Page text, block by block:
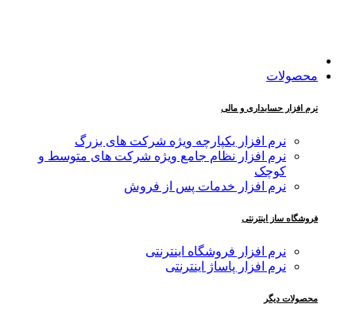
محصولات
نرم افزار حسابداری و مالی
نرم افزار یکپارچه ویژه شرکت های بزرگ
نرم افزار نظام جامع ویژه شرکت های متوسط و
کوچک
نرم افزار خدمات پس از فروش
فروشگاه ساز اینترنتی
نرم افزار فروشگاه اینترنتی
نرم افزار پاساژ اینترنتی
محصولات دیگر